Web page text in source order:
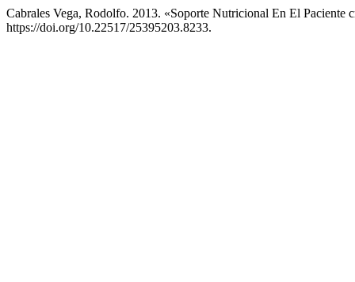
Cabrales Vega, Rodolfo. 2013. «Soporte Nutricional En El Paciente
https://doi.org/10.22517/25395203.8233.